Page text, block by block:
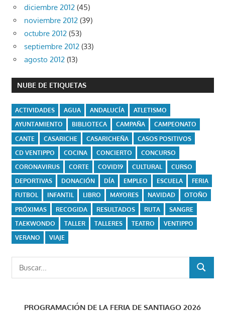
diciembre 2012 (45)
noviembre 2012 (39)
octubre 2012 (53)
septiembre 2012 (33)
agosto 2012 (13)
NUBE DE ETIQUETAS
ACTIVIDADES AGUA ANDALUCÍA
ATLETISMO
AYUNTAMIENTO
BIBLIOTECA CAMPAÑA
CAMPEONATO
CANTE
CASARICHE CASARICHEÑA
CASOS POSITIVOS
CD VENTIPPO
COCINA CONCIERTO
CONCURSO
CORONAVIRUS
CORTE COVID19 CULTURAL
CURSO
DEPORTIVAS
DONACIÓN DÍA EMPLEO ESCUELA
FERIA
FUTBOL
INFANTIL LIBRO MAYORES NAVIDAD
OTOÑO
PRÓXIMAS
RECOGIDA RESULTADOS RUTA
SANGRE
TAEKWONDO
TALLER TALLERES TEATRO
VENTIPPO
VERANO
VIAJE
BUSCAR
PROGRAMACIÓN DE LA FERIA DE SANTIAGO 2026